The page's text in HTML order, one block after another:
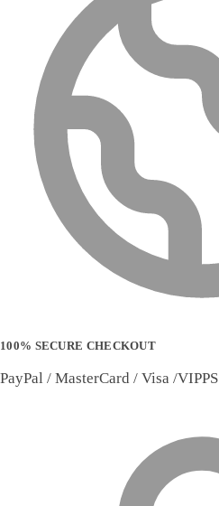
100% SECURE CHECKOUT
PayPal / MasterCard / Visa /VIPPS